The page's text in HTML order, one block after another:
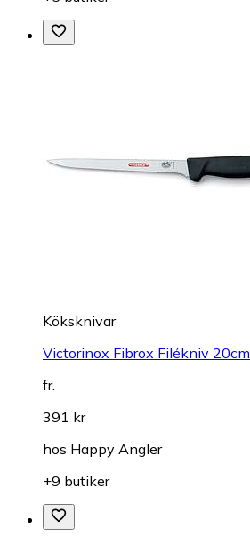
Köksknivar
Victorinox Fibrox Filékniv 20cm
fr.
391 kr
hos Happy Angler
+9 butiker